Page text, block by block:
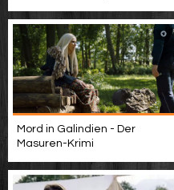
Mord in Galindien - Der
Masuren-Krimi